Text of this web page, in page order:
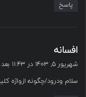
پاسخ
افسانه
ف
:
شهریور ۵, ۱۴۰۳ در ۱۱:۴۳ بعد از ظهر
سلام ودرود/چگونه ازواژه